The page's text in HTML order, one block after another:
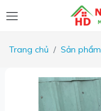
Trang chủ Sản phẩm